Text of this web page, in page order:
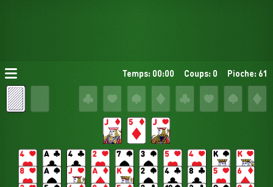
Temps: 00:00 Coups: 0 Pioche: 61